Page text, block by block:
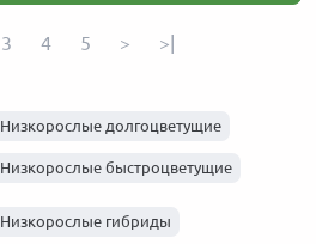
3 4 5 > >|
Низкорослые долгоцветущие
Низкорослые быстроцветущие
Низкорослые гибриды